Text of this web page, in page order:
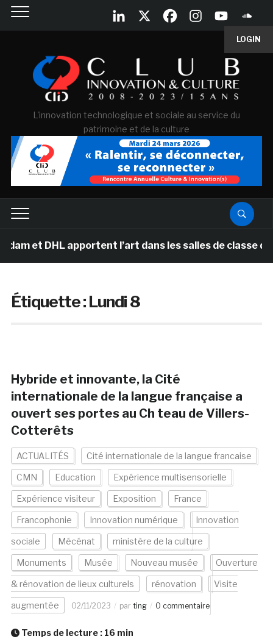
LOGIN
L'innovation technologique et sociale au service du
patrimoine et de la culture
et DHL apportent l’art dans les salles de classe des
Étiquette :Lundi 8
Hybride et innovante, la Cité
internationale de la langue française a
ouvert ses portes au Ch teau de Villers-
Cotterêts
ACTUALITÉS Cité internationale de la langue francaise
CMN Education Expérience multisensorielle
Expérience visiteur Exposition France
Francophonie Innovation numérique Innovation
sociale Mécénat ministère de la culture
Monuments Musée Nouveau musée Ouverture
& rénovation de lieux culturels rénovation Visite
augmentée 02/11/2023 par ting 0 commentaire
Temps de lecture : 16 min